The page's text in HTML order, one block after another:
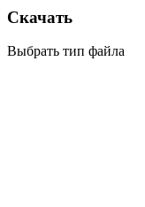
Скачать
Выбрать тип файла